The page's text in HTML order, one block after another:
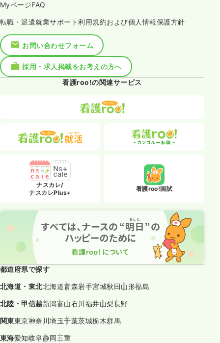
MyページFAQ
転職・派遣就業サポート利用規約および個人情報保護方針
お問い合わせフォーム
採用・求人掲載をお考えの方へ
看護roo!の関連サービス
ナスカレ/
ナスカレPlus+
看護roo!国試
都道府県で探す
北海道・東北北海道青森岩手宮城秋田山形福島
北陸・甲信越新潟富山石川福井山梨長野
関東東京神奈川埼玉千葉茨城栃木群馬
東海愛知岐阜静岡三重